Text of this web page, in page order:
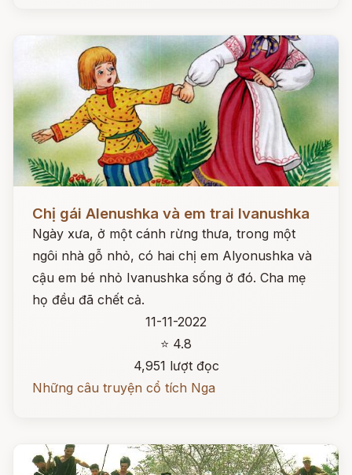
Chị gái Alenushka và em trai Ivanushka
Ngày xưa, ở một cánh rừng thưa, trong một
ngôi nhà gỗ nhỏ, có hai chị em Alyonushka và
cậu em bé nhỏ Ivanushka sống ở đó. Cha mẹ
họ đều đã chết cả.
11-11-2022
⭐ 4.8
4,951 lượt đọc
Những câu truyện cổ tích Nga